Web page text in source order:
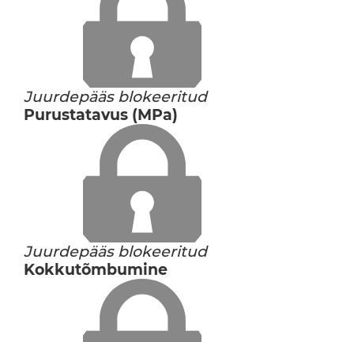
Juurdepääs blokeeritud
Purustatavus (MPa)
Juurdepääs blokeeritud
Kokkutõmbumine